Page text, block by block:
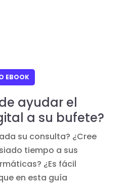
EBOOK
ayudar el
a su bufete?
su consulta? ¿Cree
tiempo a sus
¿Es fácil
en esta guía